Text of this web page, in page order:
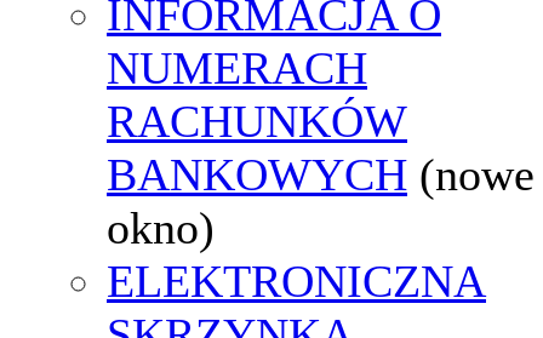
INFORMACJA O
NUMERACH
RACHUNKÓW
BANKOWYCH (nowe
okno)
ELEKTRONICZNA